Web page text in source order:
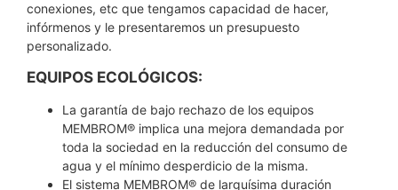
conexiones, etc que tengamos capacidad de hacer,
infórmenos y le presentaremos un presupuesto
personalizado.
EQUIPOS ECOLÓGICOS:
La garantía de bajo rechazo de los equipos
MEMBROM® implica una mejora demandada por
toda la sociedad en la reducción del consumo de
agua y el mínimo desperdicio de la misma.
El sistema MEMBROM® de larguísima duración